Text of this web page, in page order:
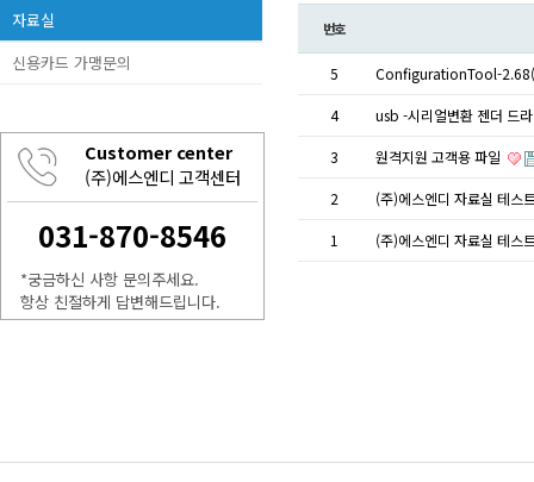
자료실
신용카드 가맹문의
Customer center
(주)에스엔디 고객센터
031-870-8546
*궁금하신 사항 문의주세요.
항상 친절하게 답변해드립니다.
번호
5 ConfigurationTool-
4 usb -시리얼변환 젠더 드
3 원격지원 고객용 파일
2 (주)에스엔디 자료실 테스
1 (주)에스엔디 자료실 테스